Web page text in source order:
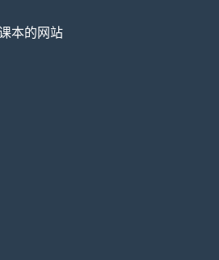
本的网站